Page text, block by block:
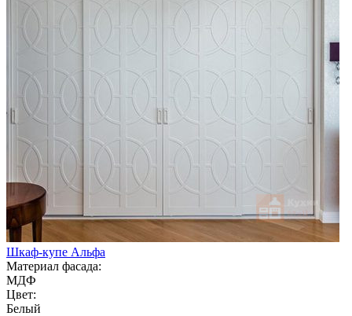
Шкаф-купе Альфа
Материал фасада:
МДФ
Цвет:
Белый